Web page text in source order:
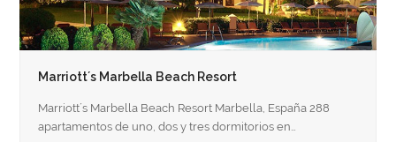
Marriott´s Marbella Beach Resort
Marriott´s Marbella Beach Resort Marbella, España 288
apartamentos de uno, dos y tres dormitorios en…